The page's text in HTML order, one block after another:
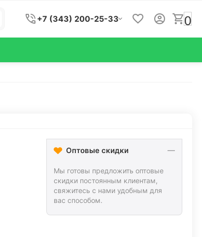
+7 (343) 200-25-33 0
Оптовые скидки
Мы готовы предложить оптовые
скидки постоянным клиентам,
свяжитесь с нами удобным для
вас способом.